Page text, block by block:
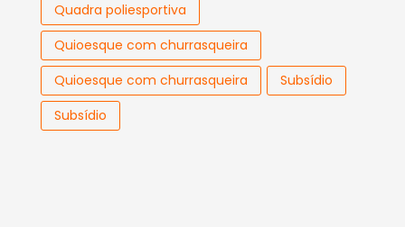
Quadra poliesportiva
Quioesque com churrasqueira
Quioesque com churrasqueira
Subsídio
Subsídio